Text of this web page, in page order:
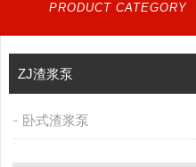
PRODUCT CATEGORY
ZJ渣浆泵
卧式渣浆泵